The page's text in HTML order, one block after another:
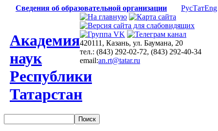
Сведения об образовательной организации РусТатEng
Академия
наук
Республики
Татарстан
420111, Казань, ул. Баумана, 20
тел.: (843) 292-02-72, (843) 292-40-34
email:an.rt@tatar.ru